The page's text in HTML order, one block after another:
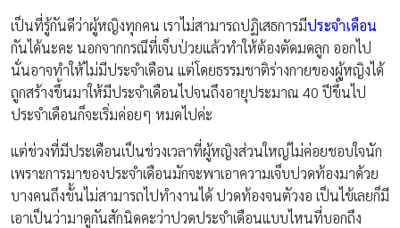
เป็นที่รู้กันดีว่าผู้หญิงทุกคน เราไม่สามารถปฏิเสธการมีประจำเดือน
กันได้นะคะ นอกจากกรณีที่เจ็บป่วยแล้วทำให้ต้องตัดมดลูก ออกไป
นั่นอาจทำให้ไม่มีประจำเดือน แต่โดยธรรมชาติร่างกายของผู้หญิงได้
ถูกสร้างขึ้นมาให้มีประจำเดือนไปจนถึงอายุประมาณ 40 ปีขึ้นไป
ประจำเดือนก็จะเริ่มค่อยๆ หมดไปค่ะ
แต่ช่วงที่มีประเดือนเป็นช่วงเวลาที่ผู้หญิงส่วนใหญ่ไม่ค่อยชอบใจนัก
เพราะการมาของประจำเดือนมักจะพาเอาความเจ็บปวดท้องมาด้วย
บางคนถึงขั้นไม่สามารถไปทำงานได้ ปวดท้องจนตัวงอ เป็นไข้เลยก็มี
เอาเป็นว่ามาดูกันสักนิดคะว่าปวดประจำเดือนแบบไหนที่บอกถึง